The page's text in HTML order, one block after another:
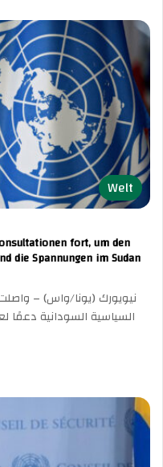
Welt
fort, um den
die Spannungen im Sudan
نيويورك (يونا/واس) –
السياسية السودانية دعمًا